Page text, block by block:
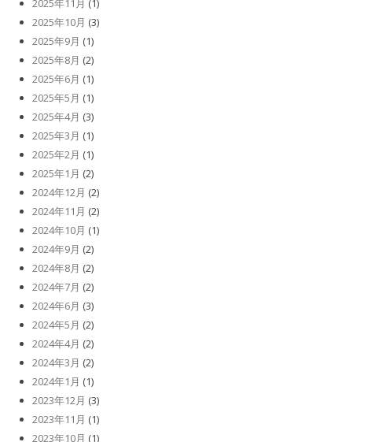
2025年11月 (1)
2025年10月 (3)
2025年9月 (1)
2025年8月 (2)
2025年6月 (1)
2025年5月 (1)
2025年4月 (3)
2025年3月 (1)
2025年2月 (1)
2025年1月 (2)
2024年12月 (2)
2024年11月 (2)
2024年10月 (1)
2024年9月 (2)
2024年8月 (2)
2024年7月 (2)
2024年6月 (3)
2024年5月 (2)
2024年4月 (2)
2024年3月 (2)
2024年1月 (1)
2023年12月 (3)
2023年11月 (1)
2023年10月 (1)